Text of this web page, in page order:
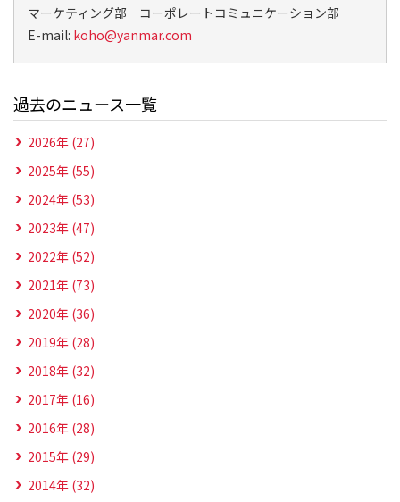
マーケティング部 コーポレートコミュニケーション部
E-mail: koho@yanmar.com
過去のニュース一覧
2026年 (27)
2025年 (55)
2024年 (53)
2023年 (47)
2022年 (52)
2021年 (73)
2020年 (36)
2019年 (28)
2018年 (32)
2017年 (16)
2016年 (28)
2015年 (29)
2014年 (32)